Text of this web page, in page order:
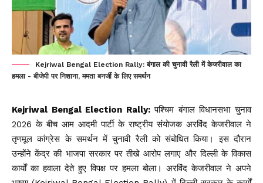
Kejriwal Bengal Election Rally: बंगाल की चुनावी रैली में केजरीवाल का
हमला - बीजेपी पर निशाना, ममता बनर्जी के लिए समर्थन
Kejriwal Bengal Election Rally:पश्चिम बंगाल विधानसभा चुनाव
2026 के बीच आम आदमी पार्टी के राष्ट्रीय संयोजक अरविंद केजरीवाल ने
तृणमूल कांग्रेस के समर्थन में चुनावी रैली को संबोधित किया। इस दौरान
उन्होंने केंद्र की भाजपा सरकार पर तीखे आरोप लगाए और दिल्ली के विकास
कार्यों का हवाला देते हुए विपक्ष पर हमला बोला। अरविंद केजरीवाल ने अपने